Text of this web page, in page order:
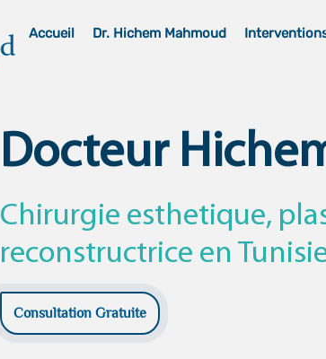
Accueil Dr. Hichem Mahmoud
Docteur
Chirurgie esthetique,
reconstructrice en
Consultation Gratuite